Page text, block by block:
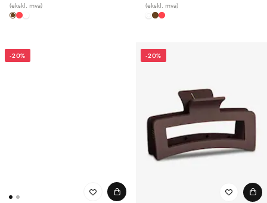
(ekskl. mva) (ekskl. mva)
-20% -20%